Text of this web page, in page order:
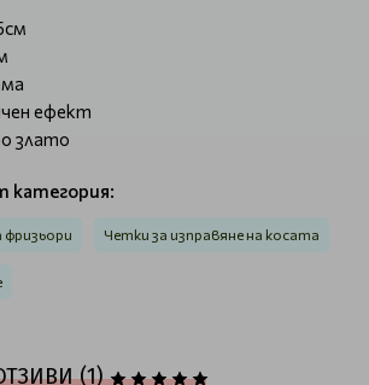
ефект
злато
категория:
фризьори Четки за изправяне на косата
(1)